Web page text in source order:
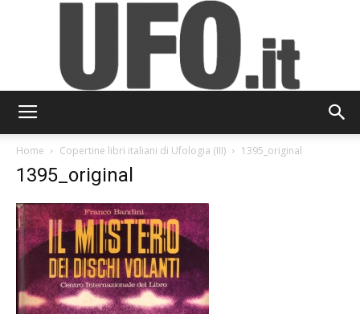
Home Copertine libri italiani di Ufologia (III) 1395_original
1395_original